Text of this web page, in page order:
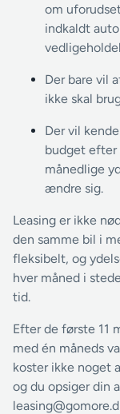
om
indkaldt
Der bare vil
ikke skal
Der vil
budget efter
månedlige
ændre sig.
Leasing er ikke
den samme bil i
fleksibelt, og
hver måned i
tid.
Efter de første 11
med én måneds
koster ikke noget
og du opsiger din